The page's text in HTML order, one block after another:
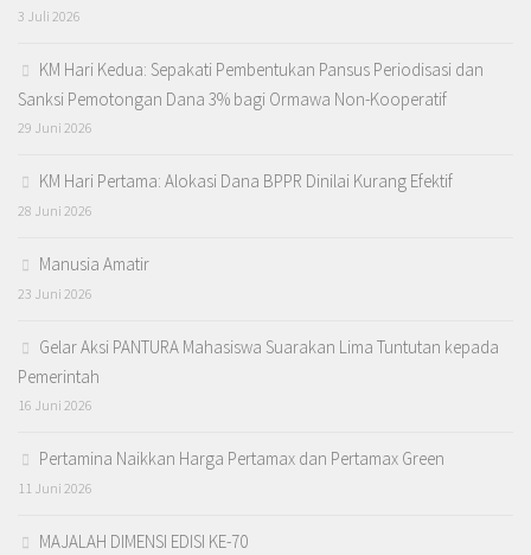
3 Juli 2026
KM Hari Kedua: Sepakati Pembentukan Pansus Periodisasi dan
Sanksi Pemotongan Dana 3% bagi Ormawa Non-Kooperatif
29 Juni 2026
KM Hari Pertama: Alokasi Dana BPPR Dinilai Kurang Efektif
28 Juni 2026
Manusia Amatir
23 Juni 2026
Gelar Aksi PANTURA Mahasiswa Suarakan Lima Tuntutan kepada
Pemerintah
16 Juni 2026
Pertamina Naikkan Harga Pertamax dan Pertamax Green
11 Juni 2026
MAJALAH DIMENSI EDISI KE-70